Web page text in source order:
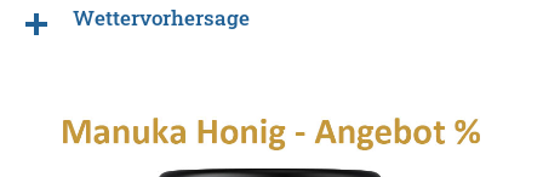
Wettervorhersage